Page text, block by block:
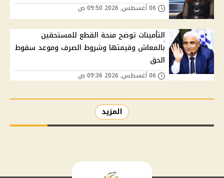
التأمينات توضح منحة القطع للمستحقين
بالمعاش وقيمتها وشروط الصرف وموعد سقوط
الحق
المزيد